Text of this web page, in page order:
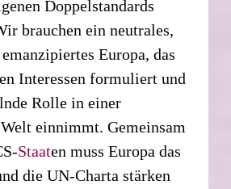
Doppelstandards
brauchen ein neutrales,
Europa, das
Interessen formuliert und
Rolle in einer
einnimmt. Gemeinsam
Staaten muss Europa das
die UN-Charta stärken